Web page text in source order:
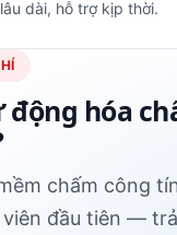
dài, hỗ trợ kịp thời.
động hóa
chấm công
đầu tiên —